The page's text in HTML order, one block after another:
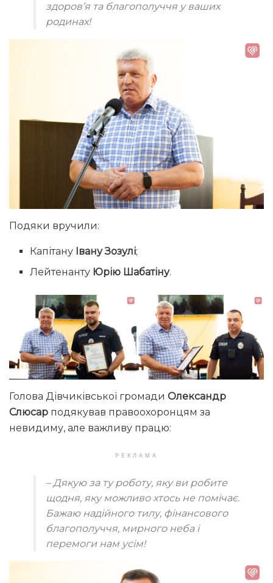
здоров’я та благополуччя у ваших
родинах!
Подяки вручили:
Капітану Івану Зозулі;
Лейтенанту Юрію Шабатіну.
Голова Дівчиківської громади Олександр
Слюсар подякував правоохоронцям за
невидиму, але важливу працю:
РЕКЛАМА
– Дякую за ту роботу, яку ви робите
щодня, яку можливо хтось не помічає.
Бажаю надійного тилу, фінансового
благополуччя, мирного неба і
перемоги нам усім!